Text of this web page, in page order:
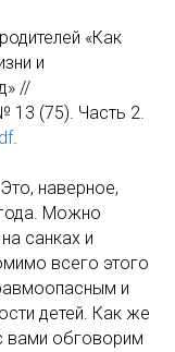
«Как
и
//
13 (75). Часть 2.
.
наверное,
Можно
санках и
всего этого
и
детей. Как же
вами обговорим